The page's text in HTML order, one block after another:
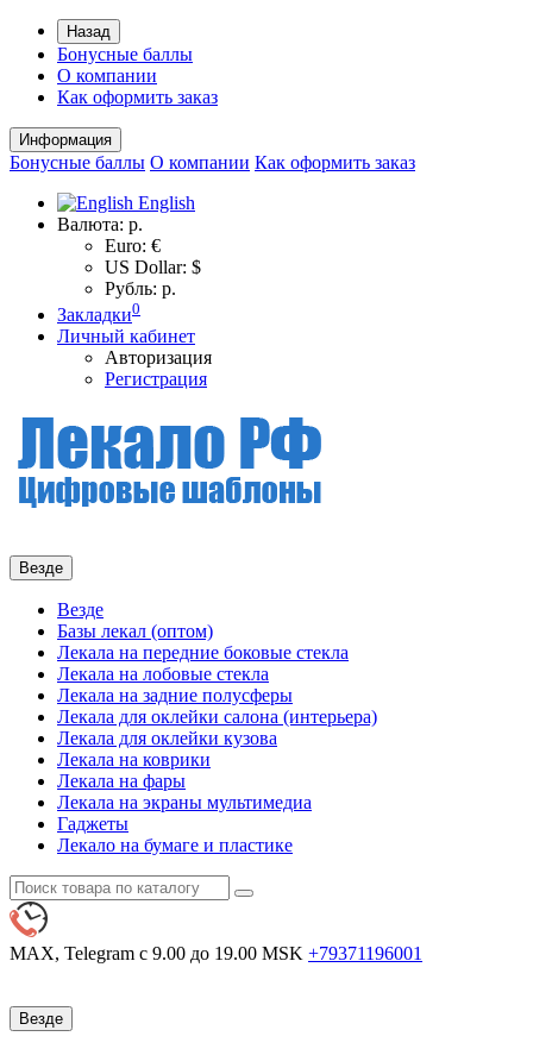
Назад
Бонусные баллы
О компании
Как оформить заказ
Информация
Бонусные баллы О компании Как оформить заказ
English
Валюта: р.
Euro: €
US Dollar: $
Рубль: р.
Закладки0
Личный кабинет
Авторизация
Регистрация
Везде
Везде
Базы лекал (оптом)
Лекала на передние боковые стекла
Лекала на лобовые стекла
Лекала на задние полусферы
Лекала для оклейки салона (интерьера)
Лекала для оклейки кузова
Лекала на коврики
Лекала на фары
Лекала на экраны мультимедиа
Гаджеты
Лекало на бумаге и пластике
MAX, Telegram с 9.00 до 19.00 MSK +79371196001
Везде